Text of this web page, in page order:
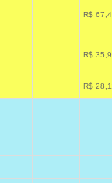
R$
R$
R$